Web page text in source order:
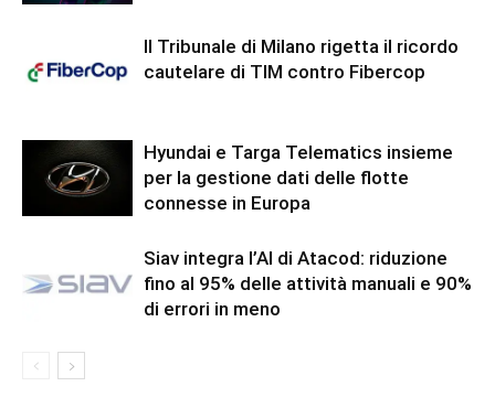
Il Tribunale di Milano rigetta il ricordo
cautelare di TIM contro Fibercop
Hyundai e Targa Telematics insieme
per la gestione dati delle flotte
connesse in Europa
Siav integra l’AI di Atacod: riduzione
fino al 95% delle attività manuali e 90%
di errori in meno